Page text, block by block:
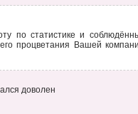
по статистике и
процветания Вашей
доволен